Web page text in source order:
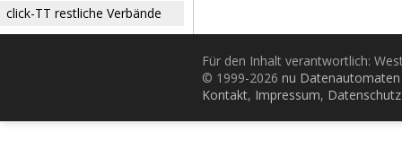
click-TT restliche Verbände
Für den Inhalt verantwortlich:
© 1999-2026 nu
Kontakt, Impressum, Datenschutz